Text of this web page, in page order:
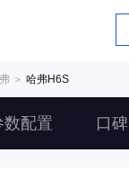
＞ 哈弗H6S
数配置 口碑